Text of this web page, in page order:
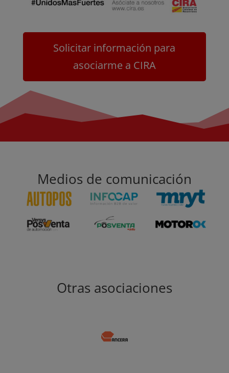
Solicitar información para
asociarme a CIRA
Medios de comunicación
Otras asociaciones